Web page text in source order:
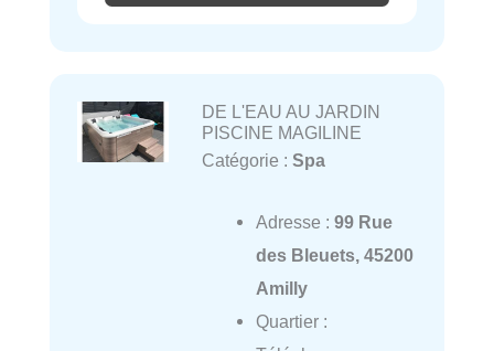
DE L'EAU AU JARDIN
PISCINE MAGILINE
Catégorie : Spa
Adresse : 99 Rue
des Bleuets, 45200
Amilly
Quartier :